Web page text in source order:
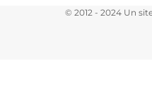
© 2012 - 2024 Un